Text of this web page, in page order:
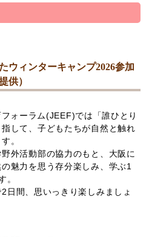
ウィンターキャンプ2026参加
供）
ォーラム(JEEF)では「誰ひとり
して、子どもたちが自然と触れ
。
外活動部の協力のもと、大阪に
魅力を思う存分楽しみ、学ぶ 1
。
2 日間、思いっきり楽しみましょ